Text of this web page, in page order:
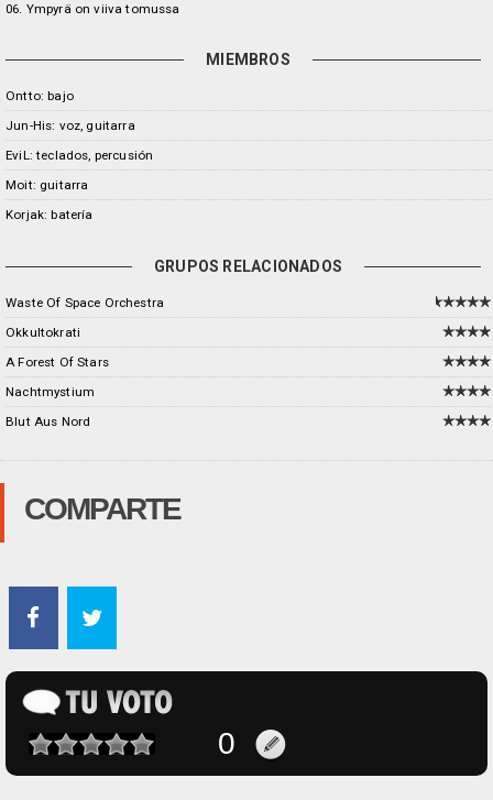
06. Ympyrä on viiva tomussa
MIEMBROS
Ontto: bajo
Jun-His: voz, guitarra
EviL: teclados, percusión
Moit: guitarra
Korjak: batería
GRUPOS RELACIONADOS
Waste Of Space Orchestra
Okkultokrati
A Forest Of Stars
Nachtmystium
Blut Aus Nord
COMPARTE